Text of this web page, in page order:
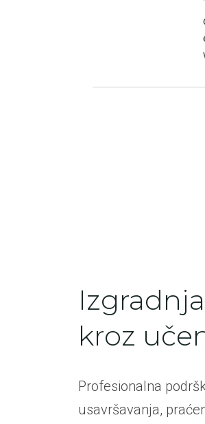
kroz
Profesionalna
usavršavanja,